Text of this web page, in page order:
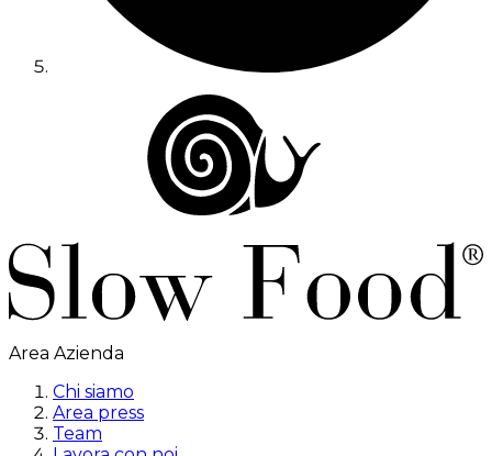
Area Azienda
Chi siamo
Area press
Team